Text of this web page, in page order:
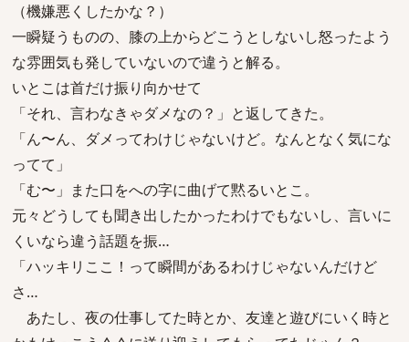
（機嫌悪くしたかな？）
一瞬疑うものの、膝の上からどこうとしないし怒ったよう
な雰囲気も発していないので違うと解る。
いとこは首だけ振り向かせて
「それ、言わなきゃダメなの？」と返してきた。
「ん〜ん、ダメってわけじゃないけど。なんとなく気にな
ってて」
「む〜」また口をへの字に曲げて黙るいとこ。
元々どうしても聞き出したかったわけでもないし、言いに
くいなら違う話題を振…
「ハッキリここ！って瞬間があるわけじゃないんだけど
さ…
あたし、夜の仕事してた時とか、友達と遊びにいく時と